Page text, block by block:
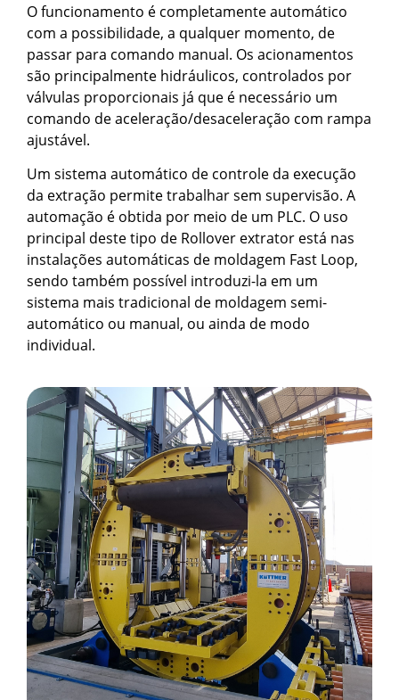
O funcionamento é completamente automático
com a possibilidade, a qualquer momento, de
passar para comando manual. Os acionamentos
são principalmente hidráulicos, controlados por
válvulas proporcionais já que é necessário um
comando de aceleração/desaceleração com rampa
ajustável.
Um sistema automático de controle da execução
da extração permite trabalhar sem supervisão. A
automação é obtida por meio de um PLC. O uso
principal deste tipo de Rollover extrator está nas
instalações automáticas de moldagem Fast Loop,
sendo também possível introduzi-la em um
sistema mais tradicional de moldagem semi-
automático ou manual, ou ainda de modo
individual.